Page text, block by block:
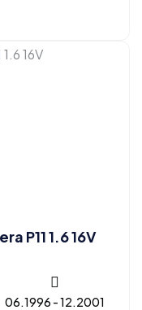
P11 1.6 16V
06.1996 - 12.2001